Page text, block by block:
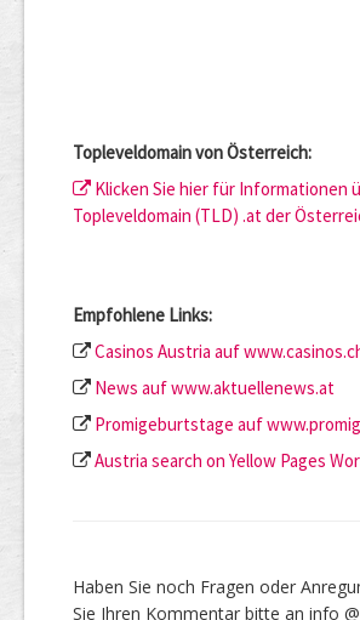
Topleveldomain von Österreich:
Klicken Sie hier für Informationen
Topleveldomain (TLD) .at der
Empfohlene Links:
Casinos Austria auf
News auf www.aktuellenews.at
Promigeburtstage auf
Austria search on Yellow Pages
Haben Sie noch Fragen oder
Sie Ihren Kommentar bitte an info